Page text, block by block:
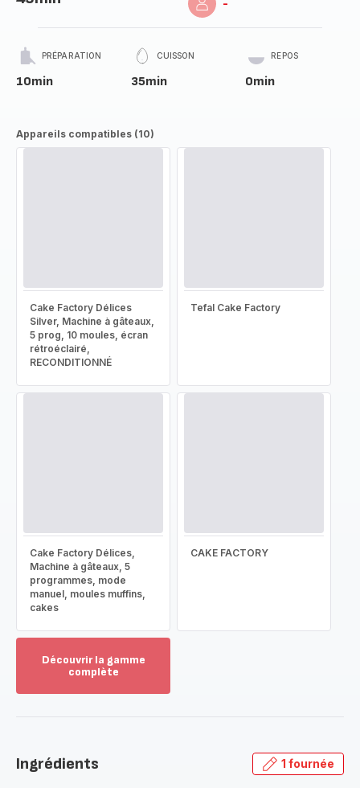
-
PRÉPARATION
10min
CUISSON
35min
REPOS
0min
Appareils compatibles (10)
Cake Factory Délices
Silver, Machine à gâteaux,
5 prog, 10 moules, écran
rétroéclairé,
RECONDITIONNÉ
Tefal Cake Factory
Cake Factory Délices,
Machine à gâteaux, 5
programmes, mode
manuel, moules muffins,
cakes
CAKE FACTORY
Découvrir la gamme
complète
gamme
Ingrédients 1 fournée